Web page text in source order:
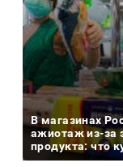
В магазинах
ажиотаж из-за
продукта: что